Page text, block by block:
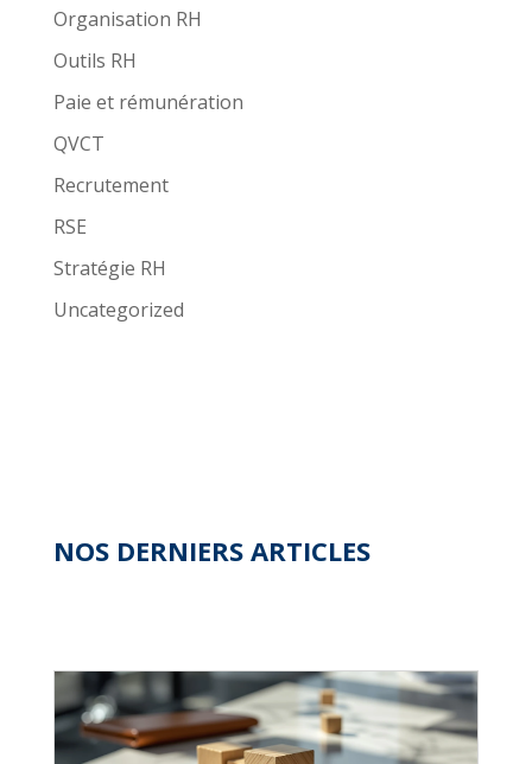
Organisation RH
Outils RH
Paie et rémunération
QVCT
Recrutement
RSE
Stratégie RH
Uncategorized
NOS DERNIERS ARTICLES